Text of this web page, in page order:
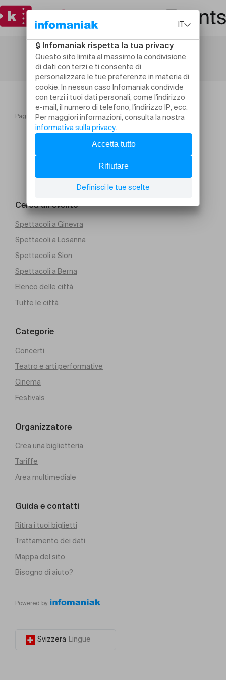
Pagina iniziale A casa di Michelangelo Antonioni
Cerca un evento
Spettacoli a Ginevra
Spettacoli a Losanna
Spettacoli a Sion
Spettacoli a Berna
Elenco delle città
Tutte le città
Categorie
Concerti
Teatro e arti performative
Cinema
Festivals
Organizzatore
Crea una biglietteria
Tariffe
Area multimediale
Guida e contatti
Ritira i tuoi biglietti
Trattamento dei dati
Mappa del sito
Bisogno di aiuto?
Powered by
Svizzera Lingue